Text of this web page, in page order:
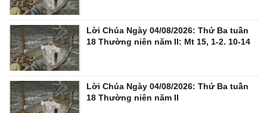
Lời Chúa Ngày 04/08/2026: Thứ Ba tuần
18 Thường niên năm II: Mt 15, 1-2. 10-14
Lời Chúa Ngày 04/08/2026: Thứ Ba tuần
18 Thường niên năm II